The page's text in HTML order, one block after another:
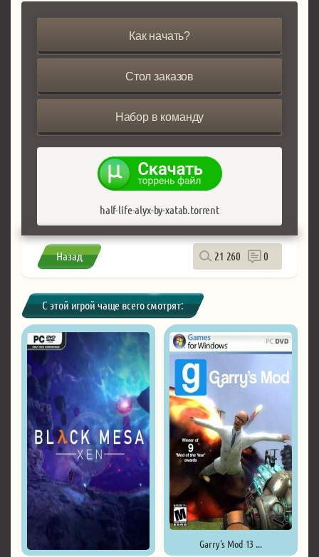
Как начать?
Стол заказов
Набор в команду
half-life-alyx-by-xatab.torrent
Назад 21 260 0
С этой игрой чаще всего смотрят:
Garry's Mod 13 ...